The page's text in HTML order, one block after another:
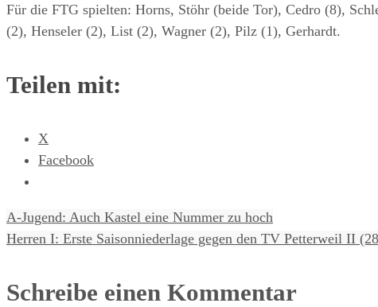
Für die FTG spielten: Horns, Stöhr (beide Tor), Cedro (8),
(2), Henseler (2), List (2), Wagner (2), Pilz (1), Gerhardt.
Teilen mit:
X
Facebook
A-Jugend: Auch Kastel eine Nummer zu hoch
Herren I: Erste Saisonniederlage gegen den TV Petterweil II
Schreibe einen Kommentar